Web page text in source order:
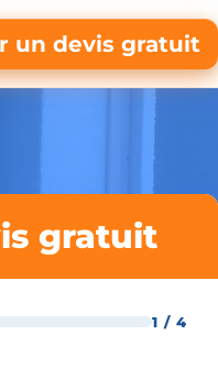
un devis gratuit
gratuit
1 / 4